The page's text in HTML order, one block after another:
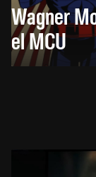
Wagner
el MCU